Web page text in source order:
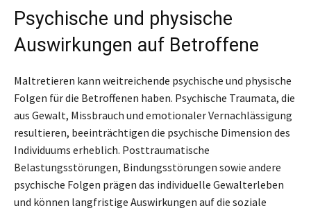
Psychische und physische
Auswirkungen auf Betroffene
Maltretieren kann weitreichende psychische und physische
Folgen für die Betroffenen haben. Psychische Traumata, die
aus Gewalt, Missbrauch und emotionaler Vernachlässigung
resultieren, beeinträchtigen die psychische Dimension des
Individuums erheblich. Posttraumatische
Belastungsstörungen, Bindungsstörungen sowie andere
psychische Folgen prägen das individuelle Gewalterleben
und können langfristige Auswirkungen auf die soziale